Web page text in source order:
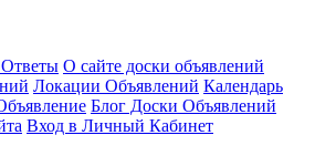
О сайте доски объявлений
Локации Объявлений Календарь
Блог Доски Объявлений
Вход в Личный Кабинет